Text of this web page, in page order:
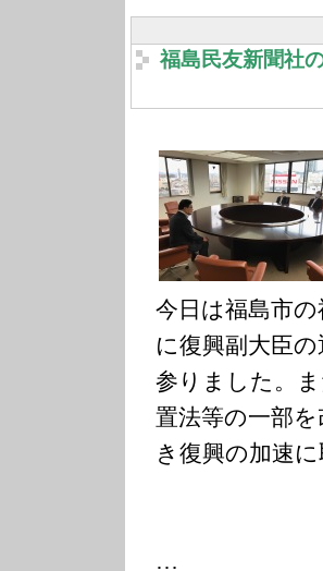
福島民友新聞社
今日は福島市
に復興副大臣
参りました。
置法等の一部
き復興の加速
…